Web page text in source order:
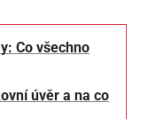
Co všechno
úvěr a na co